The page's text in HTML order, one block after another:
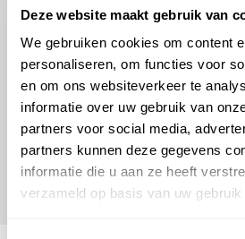
Deze website maakt gebruik van
We gebruiken cookies om content
personaliseren, om functies voor
en om ons websiteverkeer te
informatie over uw gebruik van
partners voor social media,
partners kunnen deze gegevens
informatie die u aan ze heeft
verzameld op basis van uw
Ja
Podiumpas geaccepteerd:
Nee
Prijzen
Zaalplattegrond